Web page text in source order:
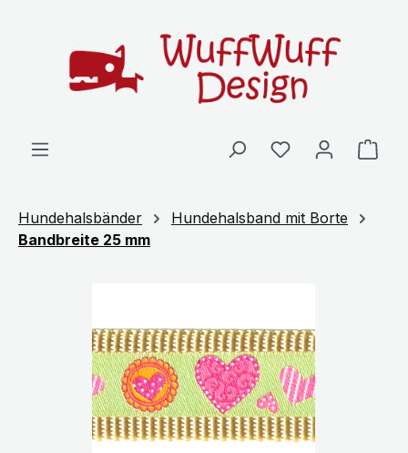
Hundehalsbänder
Hundehalsband mit Borte
Bandbreite 25 mm